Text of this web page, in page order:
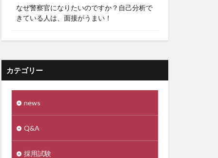
なぜ警察官になりたいのですか？自己分析で
きている人は、面接がうまい！
カテゴリー
news
Q&A
採用試験